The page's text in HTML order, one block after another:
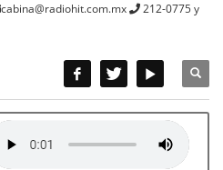
cabina@radiohit.com.mx
212-0775 y